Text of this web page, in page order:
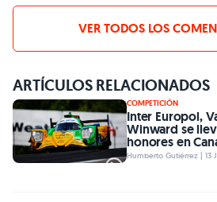
VER TODOS LOS
ARTÍCULOS RELACIONADOS
COMPETICIÓN
Inter Europol,
Winward se
honores en
Humberto Gutiérrez | 13